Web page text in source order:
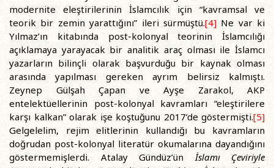
modernite eleştirilerinin İslamcılık için “kavramsal ve
teorik bir zemin yarattığını” ileri sürmüştü.[4]Ne var ki
Yılmaz’ın kitabında post-kolonyal teorinin İslamcılığı
açıklamaya yarayacak bir analitik araç olması ile İslamcı
yazarların bilinçli olarak başvurduğu bir kaynak olması
arasında yapılması gereken ayrım belirsiz kalmıştı.
Zeynep Gülşah Çapan ve Ayşe Zarakol, AKP
entelektüellerinin post-kolonyal kavramları “eleştirilere
karşı kalkan” olarak işe koştuğunu 2017’de göstermişti.[5]
Gelgelelim, rejim elitlerinin kullandığı bu kavramların
doğrudan post-kolonyal literatür okumalarına dayandığını
göstermemişlerdi. Atalay Gündüz’ünİslamı Çeviriyle